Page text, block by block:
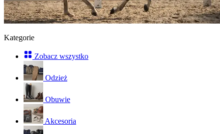
Kategorie
Zobacz wszystko
Odzież
Obuwie
Akcesoria